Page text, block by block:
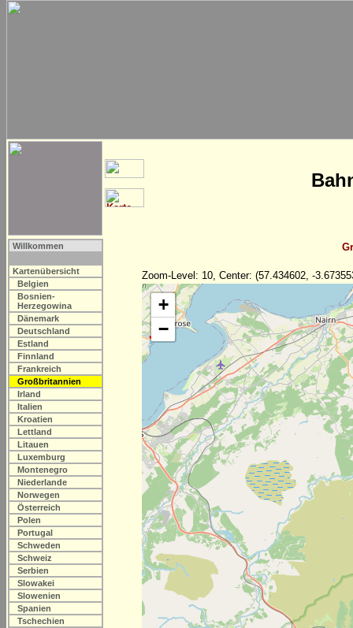
Willkommen
Kartenübersicht
Belgien
Bosnien-
Herzegowina
Dänemark
Deutschland
Estland
Finnland
Frankreich
Großbritannien
Irland
Italien
Kroatien
Lettland
Litauen
Luxemburg
Montenegro
Niederlande
Norwegen
Österreich
Polen
Portugal
Schweden
Schweiz
Serbien
Slowakei
Slowenien
Spanien
Tschechien
Zoom-Level: 10, Center: (57.434602, -
+
−